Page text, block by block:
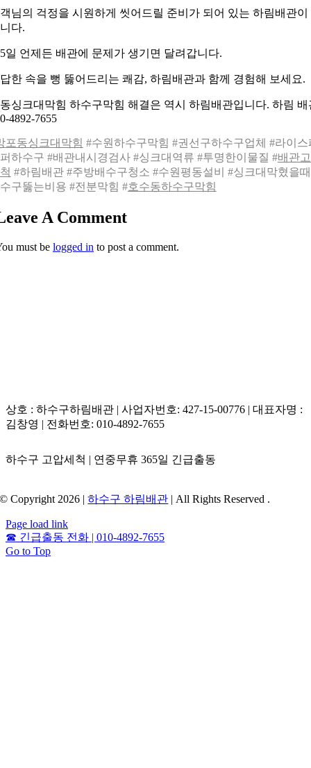
님의 걱정을 시원하게 씻어드릴 준비가 되어 있는 하림배관이
다.
일 언제든 배관에 문제가 생기면 달려갑니다.
한 속을 뻥 뚫어드리는 쾌감, 하림배관과 함께 경험해 보세요.
싱크대막힘 하수구막힘 해결은 역시 하림배관입니다. 하림 배
4892-7655
포동싱크대막힘 #수원하수구막힘 #권선구하수구업체 #라이스
하수구 #배관내시경검사 #싱크대역류 #투명한이물질 #배관
#하림배관 #주방배수구청소 #수원평동설비 #싱크대막혔을
구뚫는비용 #전분막힘 #호수동하수구막힘
A Comment
must be logged in to post a comment.
상호 : 하수구하림배관 | 사업자번호: 427-15-00776 | 대표자명 :
김창영 | 전화번호: 010-4892-7655
하수구 고압세척 | 연중무휴 365일 긴급출동
© Copyright 2026 |하수구 하림배관 | All Rights Reserved .
Page load link
☎ 긴급출동 전화 | 010-4892-7655
Go to Top